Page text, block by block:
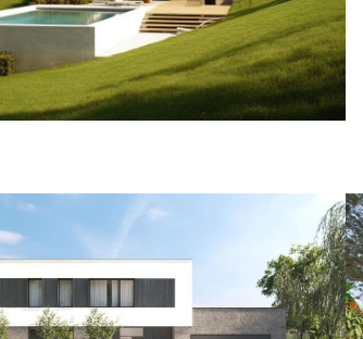
Projekt indywidualny DOM3E-05
Powierzchnia użytkowa 290 mkw.